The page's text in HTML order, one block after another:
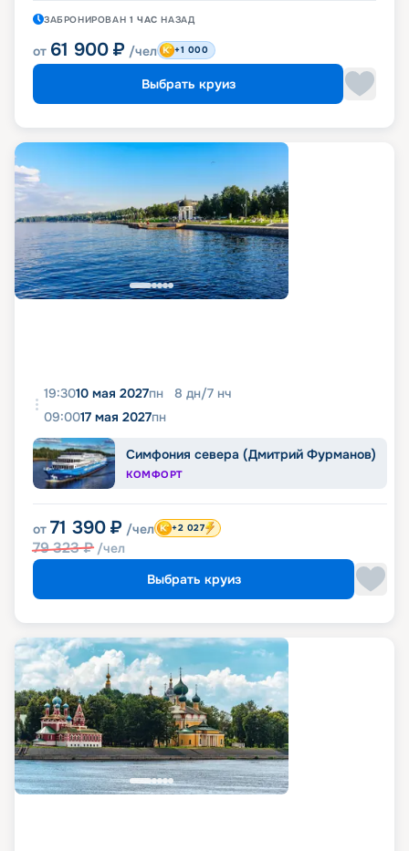
ЗАБРОНИРОВАН 1 ЧАС НАЗАД
от 61 900 ₽ /чел +1 000
Выбрать круиз
19:3010 мая 2027пн 8 дн/7 нч
09:0017 мая 2027пн
Симфония севера (Дмитрий Фурманов)
КОМФОРТ
от 71 390 ₽ /чел
79 323₽ /чел
+2 027
Выбрать круиз